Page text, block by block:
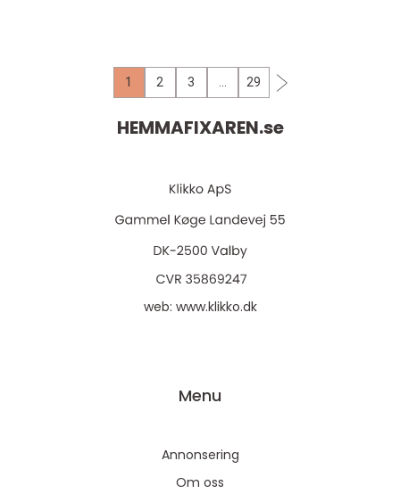
1 2 3 29
HEMMAFIXAREN.se
web: www.klikko.dk
Menu
Annonsering
Om oss